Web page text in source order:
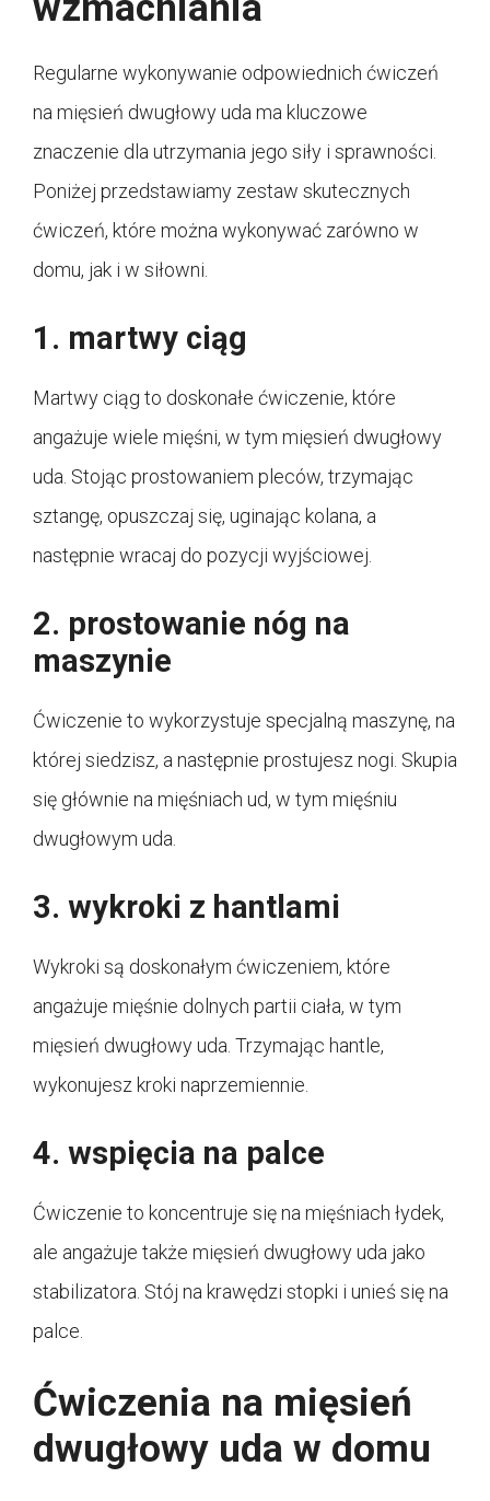
Regularne wykonywanie odpowiednich ćwiczeń
na mięsień dwugłowy uda ma kluczowe
znaczenie dla utrzymania jego siły i sprawności.
Poniżej przedstawiamy zestaw skutecznych
ćwiczeń, które można wykonywać zarówno w
domu, jak i w siłowni.
1. martwy ciąg
Martwy ciąg to doskonałe ćwiczenie, które
angażuje wiele mięśni, w tym mięsień dwugłowy
uda. Stojąc prostowaniem pleców, trzymając
sztangę, opuszczaj się, uginając kolana, a
następnie wracaj do pozycji wyjściowej.
2. prostowanie nóg na
maszynie
Ćwiczenie to wykorzystuje specjalną maszynę, na
której siedzisz, a następnie prostujesz nogi. Skupia
się głównie na mięśniach ud, w tym mięśniu
dwugłowym uda.
3. wykroki z hantlami
Wykroki są doskonałym ćwiczeniem, które
angażuje mięśnie dolnych partii ciała, w tym
mięsień dwugłowy uda. Trzymając hantle,
wykonujesz kroki naprzemiennie.
4. wspięcia na palce
Ćwiczenie to koncentruje się na mięśniach łydek,
ale angażuje także mięsień dwugłowy uda jako
stabilizatora. Stój na krawędzi stopki i unieś się na
palce.
Ćwiczenia na mięsień
dwugłowy uda w domu